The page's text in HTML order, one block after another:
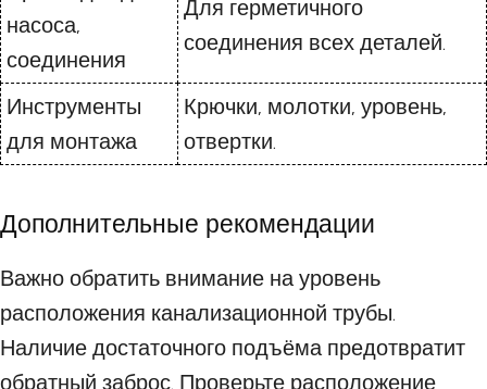
насоса,
соединения
Для герметичного
соединения всех деталей.
Инструменты
для монтажа
Крючки, молотки, уровень,
отвертки.
Дополнительные рекомендации
Важно обратить внимание на уровень
расположения канализационной трубы.
Наличие достаточного подъёма предотвратит
обратный заброс. Проверьте расположение